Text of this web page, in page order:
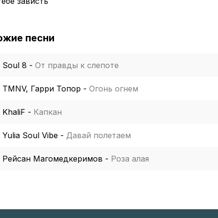
песни
Soul 8 - От правды к слепоте
TMNV, Гарри Топор - Огонь огнем
KhaliF - Капкан
Yulia Soul Vibe - Давай полетаем
Рейсан Магомедкеримов - Роза алая